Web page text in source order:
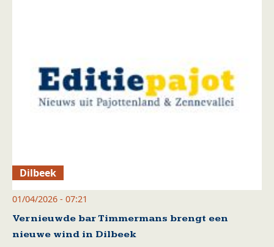
Dilbeek
01/04/2026 - 07:21
Vernieuwde bar Timmermans brengt een
nieuwe wind in Dilbeek